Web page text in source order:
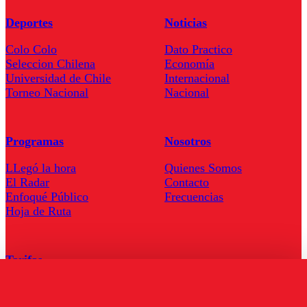
Deportes
Colo Colo
Seleccion Chilena
Universidad de Chile
Torneo Nacional
Noticias
Dato Practico
Economía
Internacional
Nacional
Programas
LLegó la hora
El Radar
Enfoqué Público
Hoja de Ruta
Nosotros
Quienes Somos
Contacto
Frecuencias
Tarifas